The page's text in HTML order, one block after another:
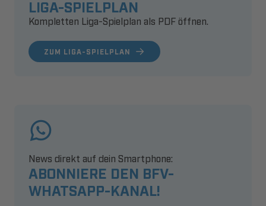
LIGA-SPIELPLAN
Kompletten Liga-Spielplan als PDF öffnen.
ZUM LIGA-SPIELPLAN
ABONNIERE DEN BFV-
WHATSAPP-KANAL!
News direkt auf dein Smartphone: